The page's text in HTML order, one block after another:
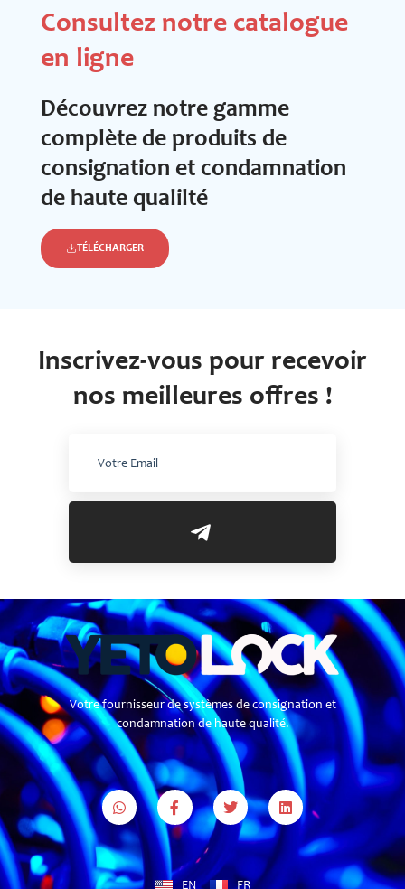
Consultez notre catalogue
en ligne
Découvrez notre gamme
complète de produits de
consignation et condamnation
de haute qualilté
TÉLÉCHARGER
Inscrivez-vous pour recevoir
nos meilleures offres !
Votre fournisseur de systèmes de consignation et
condamnation de haute qualité.
EN FR